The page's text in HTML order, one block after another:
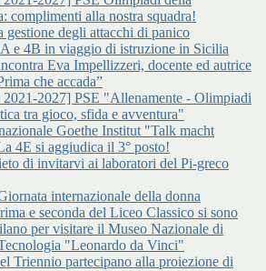
complimenti alla nostra squadra!
gestione degli attacchi di panico
e 4B in viaggio di istruzione in Sicilia
Eva Impellizzeri, docente ed autrice
che accada”
2027] PSE "Allenamente - Olimpiadi
tra gioco, sfida e avventura"
Goethe Institut "Talk macht
4E si aggiudica il 3° posto!
di invitarvi ai laboratori del Pi-greco
internazionale della donna
e seconda del Liceo Classico si sono
per visitare il Museo Nazionale di
"Leonardo da Vinci"
Triennio partecipano alla proiezione di